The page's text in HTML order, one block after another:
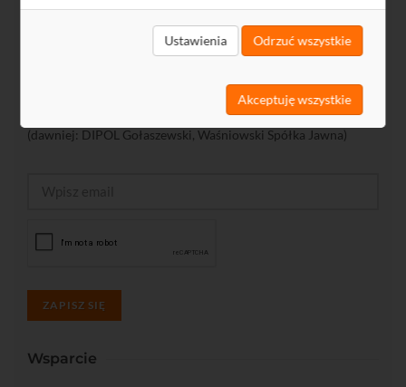
Ustawienia Odrzuć wszystkie
Akceptuję wszystkie
Wyrażam zgodę na otrzymywanie drogą elektroniczną na
rozumieniu art. 10 ust. 1 ustawy z dnia 18 lipca 2002 roku o
świadczeniu usług drogą elektroniczną od DIPOL sp. z o.o.
(dawniej: DIPOL Gołaszewski, Waśniowski Spółka Jawna)
ZAPISZ SIĘ
Wsparcie